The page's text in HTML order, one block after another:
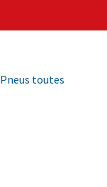
Pneus toutes